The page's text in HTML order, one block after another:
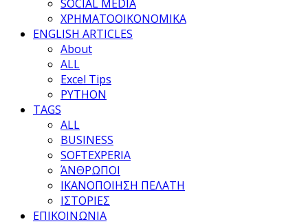
SOCIAL MEDIA
ΧΡΗΜΑΤΟΟΙΚΟΝΟΜΙΚΑ
ENGLISH ARTICLES
About
ALL
Excel Tips
PYTHON
TAGS
ALL
BUSINESS
SOFTEXPERIA
ΆΝΘΡΩΠΟΙ
ΙΚΑΝΟΠΟΙΗΣΗ ΠΕΛΑΤΗ
ΙΣΤΟΡΙΕΣ
ΕΠΙΚΟΙΝΩΝΙΑ